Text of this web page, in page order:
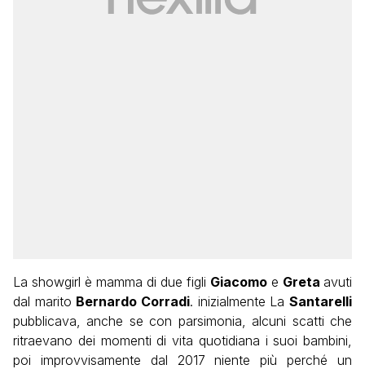
La showgirl è mamma di due figli Giacomo e Greta avuti
dal marito Bernardo Corradi. inizialmente LaSantarelli
pubblicava, anche se con parsimonia, alcuni scatti che
ritraevano dei momenti di vita quotidiana i suoi bambini,
poi improvvisamente dal 2017 niente più perché un